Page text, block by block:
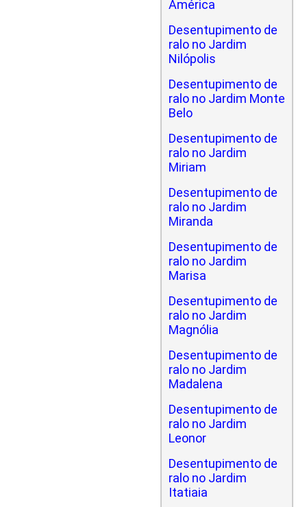
América
Desentupimento de
ralo no Jardim
Nilópolis
Desentupimento de
ralo no Jardim Monte
Belo
Desentupimento de
ralo no Jardim
Miriam
Desentupimento de
ralo no Jardim
Miranda
Desentupimento de
ralo no Jardim
Marisa
Desentupimento de
ralo no Jardim
Magnólia
Desentupimento de
ralo no Jardim
Madalena
Desentupimento de
ralo no Jardim
Leonor
Desentupimento de
ralo no Jardim
Itatiaia